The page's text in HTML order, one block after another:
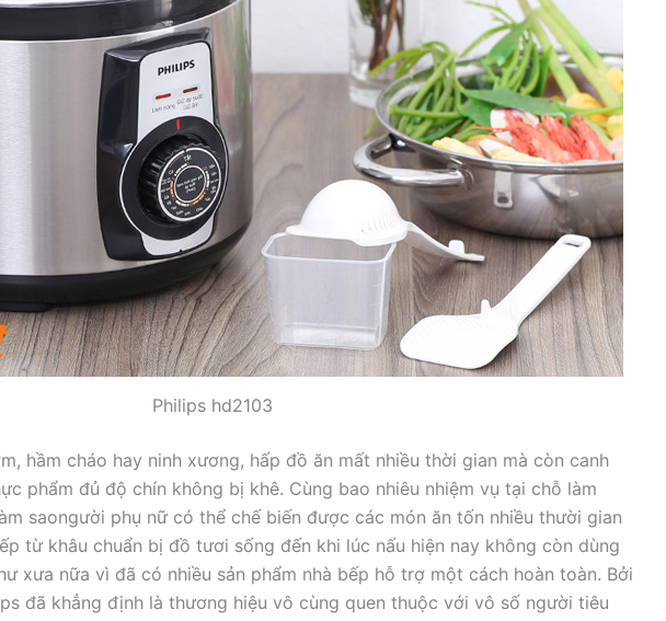
Philips hd2103
hầm cháo hay ninh xương, hấp đồ ăn mất nhiều thời gian mà còn canh
phẩm đủ độ chín không bị khê. Cùng bao nhiêu nhiệm vụ tại chỗ làm
saongười phụ nữ có thể chế biến được các món ăn tốn nhiều thười gian
từ khâu chuẩn bị đồ tươi sống đến khi lúc nấu hiện nay không còn dùng
xưa nữa vì đã có nhiều sản phẩm nhà bếp hỗ trợ một cách hoàn toàn. Bởi
đã khẳng định là thương hiệu vô cùng quen thuộc với vô số người tiêu